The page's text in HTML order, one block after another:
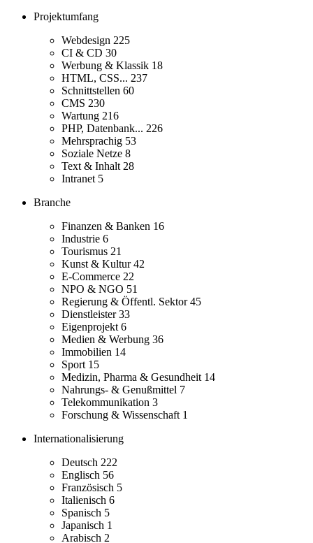
Projektumfang
Webdesign 225
CI & CD 30
Werbung & Klassik 18
HTML, CSS... 237
Schnittstellen 60
CMS 230
Wartung 216
PHP, Datenbank... 226
Mehrsprachig 53
Soziale Netze 8
Text & Inhalt 28
Intranet 5
Branche
Finanzen & Banken 16
Industrie 6
Tourismus 21
Kunst & Kultur42
E-Commerce 22
NPO & NGO 51
Regierung & Öffentl. Sektor45
Dienstleister33
Eigenprojekt 6
Medien & Werbung 36
Immobilien 14
Sport 15
Medizin, Pharma & Gesundheit 14
Nahrungs- & Genußmittel 7
Telekommunikation 3
Forschung & Wissenschaft 1
Internationalisierung
Deutsch 222
Englisch 56
Französisch 5
Italienisch 6
Spanisch 5
Japanisch 1
Arabisch 2